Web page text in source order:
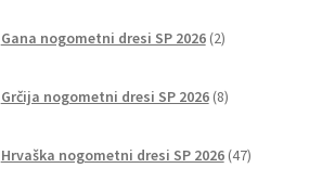
Gana nogometni dresi SP 2026 2izdelka
Grčija nogometni dresi SP 2026 8izdelkov
Hrvaška nogometni dresi SP 2026 47izdelkov